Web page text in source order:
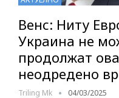
Венс: Ниту
Украина не
продолжат
неодредено
Triling Mk 04/03/2025